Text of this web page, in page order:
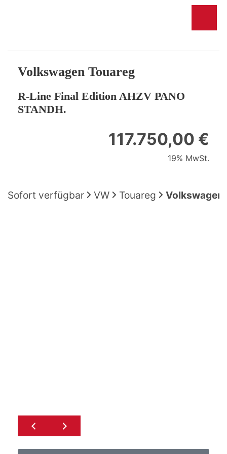
Volkswagen Touareg
R-Line Final Edition AHZV PANO
STANDH.
117.750,00 €
19% MwSt.
Sofort verfügbar VW Touareg Volkswagen